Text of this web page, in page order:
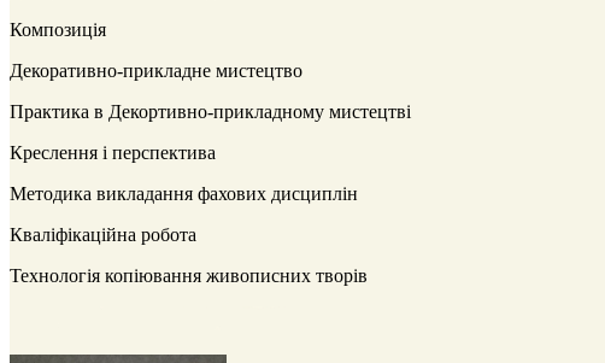
Композиція
Декоративно-прикладне мистецтво
Практика в Декортивно-прикладному мистецтві
Креслення і перспектива
Методика викладання фахових дисциплін
Кваліфікаційна робота
Технологія копіювання живописних творів